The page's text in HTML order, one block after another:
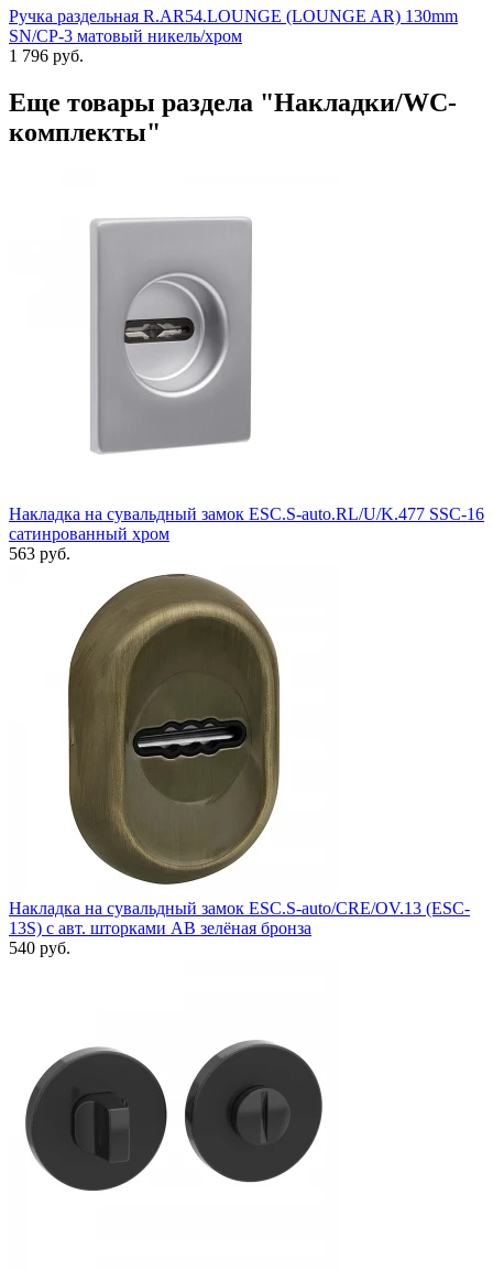
Ручка раздельная R.AR54.LOUNGE (LOUNGE AR) 130mm
SN/CP-3 матовый никель/хром
1 796 руб.
Еще товары раздела "Накладки/WC-
комплекты"
Накладка на сувальдный замок ESC.S-auto.RL/U/K.477 SSC-16
сатинрованный хром
563 руб.
Накладка на сувальдный замок ESC.S-auto/CRE/OV.13 (ESC-
13S) с авт. шторками AB зелёная бронза
540 руб.